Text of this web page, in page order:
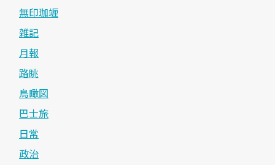
無印珈竰
雑記
月報
路眺
鳥瞰図
巴士旅
日常
政治